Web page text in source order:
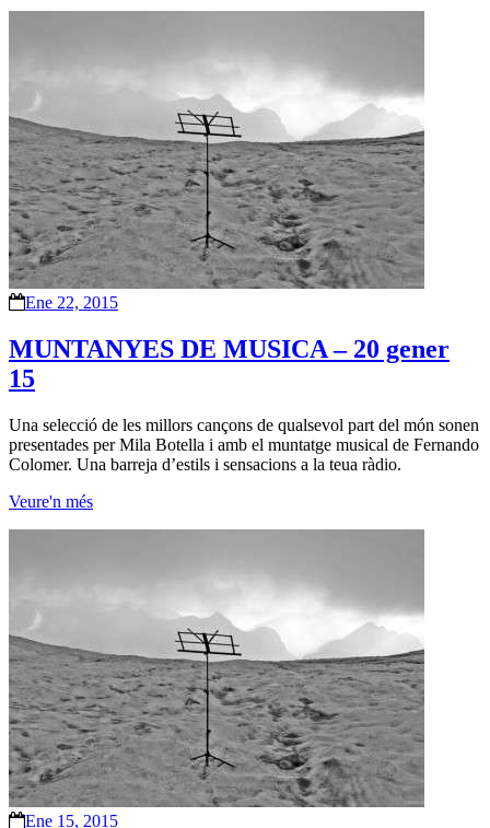
Ene 22, 2015
MUNTANYES DE MUSICA – 20 gener
15
Una selecció de les millors cançons de qualsevol part del món sonen
presentades per Mila Botella i amb el muntatge musical de Fernando
Colomer. Una barreja d’estils i sensacions a la teua ràdio.
Veure'n més
Ene 15, 2015